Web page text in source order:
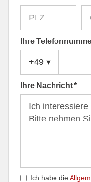
Ihre
+49 ▾
Ihre Nachricht *
Ich habe die